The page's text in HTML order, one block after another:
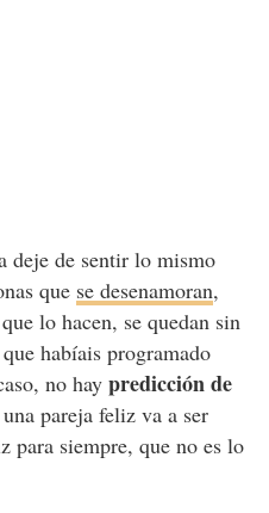
deje de sentir lo mismo
que se desenamoran,
lo hacen, se quedan sin
habíais programado
no haypredicción de
pareja feliz va a ser
para siempre, que no es lo